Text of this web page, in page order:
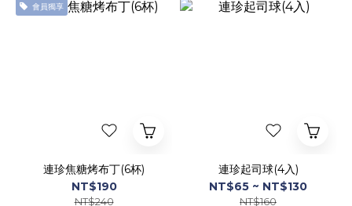
會員獨享
連珍焦糖烤布丁(6杯)
NT$190
NT$240
連珍起司球(4入)
NT$65 ~ NT$130
NT$160